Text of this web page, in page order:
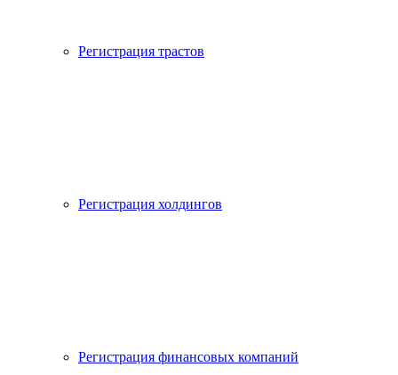
Регистрация трастов
Регистрация холдингов
Регистрация финансовых компаний